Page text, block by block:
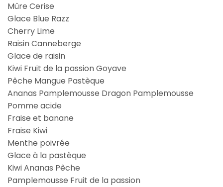
Mûre Cerise
Glace Blue Razz
Cherry Lime
Raisin Canneberge
Glace de raisin
Kiwi Fruit de la passion Goyave
Pêche Mangue Pastèque
Ananas Pamplemousse Dragon Pamplemousse
Pomme acide
Fraise et banane
Fraise Kiwi
Menthe poivrée
Glace à la pastèque
Kiwi Ananas Pêche
Pamplemousse Fruit de la passion